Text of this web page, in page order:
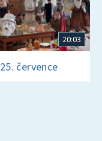
20:03
25. července